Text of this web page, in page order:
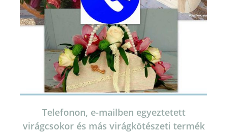
Telefonon, e-mailben egyeztetett
virágcsokor és más virágkötészeti termék